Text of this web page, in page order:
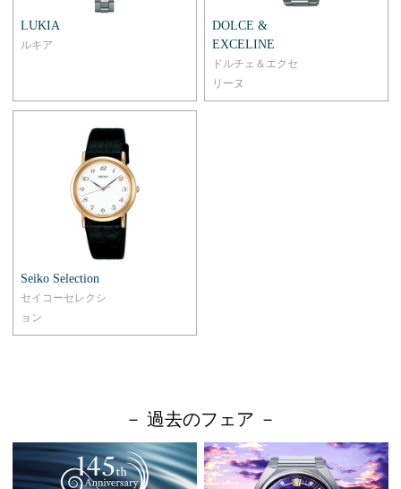
LUKIA
ルキア
DOLCE &
EXCELINE
ドルチェ＆エクセ
リーヌ
Seiko Selection
セイコーセレクシ
ョン
－ 過去のフェア －